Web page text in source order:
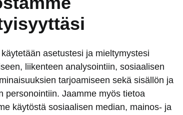
asetustesi ja mieltymystesi
liikenteen analysointiin, sosiaalisen
tarjoamiseen sekä sisällön ja
personointiin. Jaamme myös tietoa
käytöstä sosiaalisen median, mainos- ja